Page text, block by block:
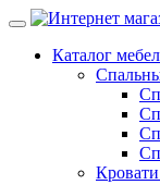
Каталог